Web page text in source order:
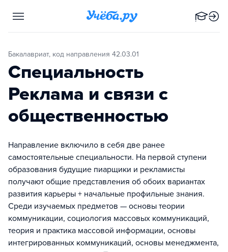
Бакалавриат, код направления 42.03.01
Специальность
Реклама и связи с
общественностью
Направление включило в себя две ранее
самостоятельные специальности. На первой ступени
образования будущие пиарщики и рекламисты
получают общие представления об обоих вариантах
развития карьеры + начальные профильные знания.
Среди изучаемых предметов — основы теории
коммуникации, социология массовых коммуникаций,
теория и практика массовой информации, основы
интегрированных коммуникаций, основы менеджмента,